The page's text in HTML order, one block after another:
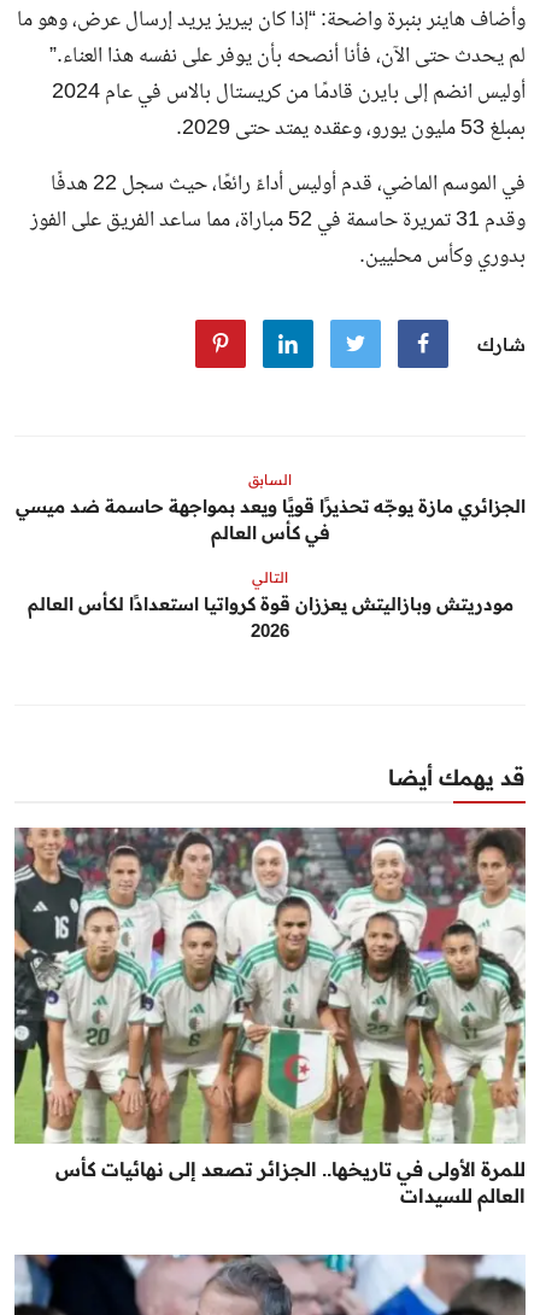
وأضاف هاينر بنبرة واضحة: “إذا كان بيريز يريد إرسال عرض، وهو ما
لم يحدث حتى الآن، فأنا أنصحه بأن يوفر على نفسه هذا العناء.”
أوليس انضم إلى بايرن قادمًا من كريستال بالاس في عام 2024
بمبلغ 53 مليون يورو، وعقده يمتد حتى 2029.
في الموسم الماضي، قدم أوليس أداءً رائعًا، حيث سجل 22 هدفًا
وقدم 31 تمريرة حاسمة في 52 مباراة، مما ساعد الفريق على الفوز
بدوري وكأس محليين.
شارك
السابق
الجزائري مازة يوجّه تحذيرًا قويًا ويعد بمواجهة حاسمة ضد ميسي
في كأس العالم
التالي
مودريتش وبازاليتش يعززان قوة كرواتيا استعدادًا لكأس العالم
2026
قد يهمك أيضا
للمرة الأولى في تاريخها.. الجزائر تصعد إلى نهائيات كأس
العالم للسيدات